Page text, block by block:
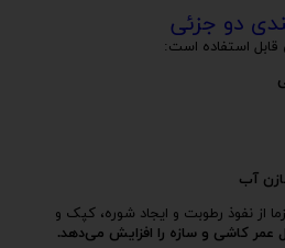
دو جزئی
استفاده است:
آب
از نفوذ رطوبت و ایجاد شوره، کپک و
عمر کاشی و سازه را افزایش می‌دهد.